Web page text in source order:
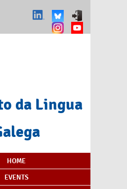
da Lingua
HOME
EVENTS